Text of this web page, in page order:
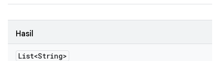
Hasil
List<String>